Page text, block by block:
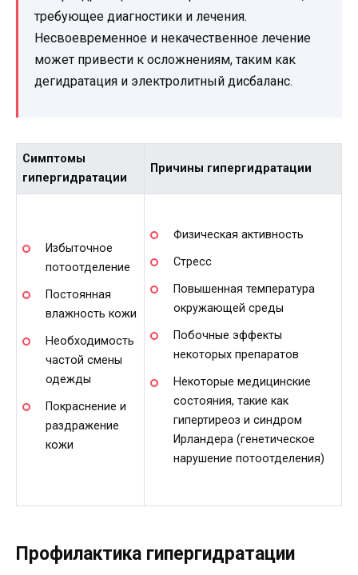
требующее диагностики и лечения.
Несвоевременное и некачественное лечение
может привести к осложнениям, таким как
дегидратация и электролитный дисбаланс.
Симптомы
гипергидратации
Причины гипергидратации
Избыточное
потоотделение
Постоянная
влажность кожи
Необходимость
частой смены
одежды
Покраснение и
раздражение
кожи
Физическая активность
Стресс
Повышенная температура
окружающей среды
Побочные эффекты
некоторых препаратов
Некоторые медицинские
состояния, такие как
гипертиреоз и синдром
Ирландера (генетическое
нарушение потоотделения)
Профилактика гипергидратации